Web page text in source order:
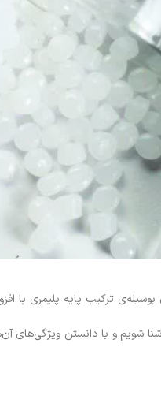
آشنا شویم و با دانستن